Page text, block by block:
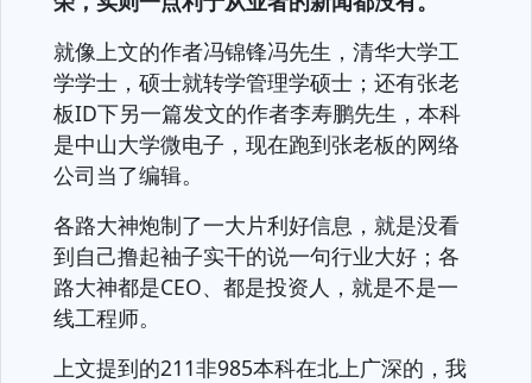
就像上文的作者冯锦锋冯先生，清华大学工
学学士，硕士就转学管理学硕士；还有张老
板ID下另一篇发文的作者李寿鹏先生，本科
是中山大学微电子，现在跑到张老板的网络
公司当了编辑。
各路大神炮制了一大片利好信息，就是没看
到自己撸起袖子实干的说一句行业大好；各
路大神都是CEO、都是投资人，就是不是一
线工程师。
上文提到的211非985本科在北上广深的，我